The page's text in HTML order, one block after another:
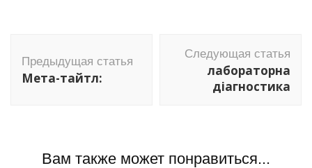
по
записям
Предыдущая статья
Мета-тайтл:
Следующая статья
лабораторна
діагностика
Вам также может понравиться...